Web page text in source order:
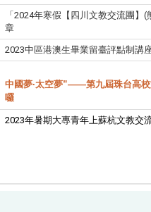
「2024年寒假【四川文教交流團】
章
2023中區港澳生畢業留臺評點制講
中國夢·太空夢”——第九屆珠台高
囉
2023年暑期大專青年上蘇杭文教交